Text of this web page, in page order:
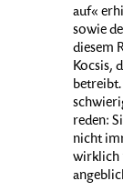
auf«
sowie
diesem
Kocsis,
betreibt.
reden:
nicht
wirklich